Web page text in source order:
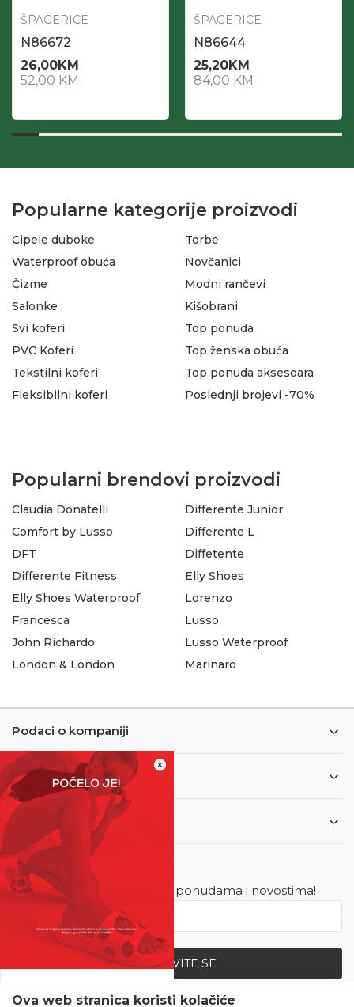
×
SVE UPOLA CIJENE!
ŠPAGERICE
N86672
26,00KM
52,00KM
ŠPAGERICE
N86644
25,20KM
84,00KM
Popularne kategorije proizvodi
Cipele duboke
Waterproof obuća
Čizme
Salonke
Torbe
Novčanici
Modni rančevi
Kišobrani
Svi koferi
PVC Koferi
Tekstilni koferi
Fleksibilni koferi
Top ponuda
Top ženska obuća
Top ponuda aksesoara
Poslednji brojevi -70%
Popularni brendovi proizvodi
Claudia Donatelli
Comfort by Lusso
DFT
Differente Fitness
Differente Junior
Differente L
Diffetente
Elly Shoes
Elly Shoes Waterproof
Francesca
John Richardo
London & London
Lorenzo
Lusso
Lusso Waterproof
Marinaro
Podaci o kompaniji
Informacije
Korisnički servis
Newsletter
Budite u toku sa najnovijim ponudama i novostima!
PRIJAVITE SE
Ova web stranica koristi kolačiće